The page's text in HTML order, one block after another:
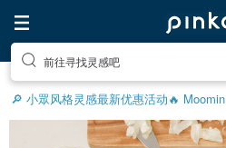
前往寻找灵感吧
🔎 小眾风格灵感最新优惠活动🔥